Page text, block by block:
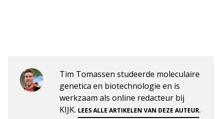
Tim Tomassen studeerde moleculaire
genetica en biotechnologie en is
werkzaam als online redacteur bij
KIJK. LEES ALLE ARTIKELEN VAN DEZE AUTEUR.